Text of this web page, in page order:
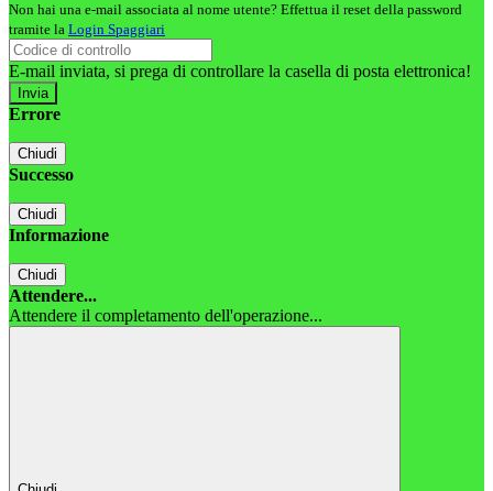
Non hai una e-mail associata al nome utente? Effettua il reset della password
tramite la Login Spaggiari
E-mail inviata, si prega di controllare la casella di posta elettronica!
Errore
Chiudi
Successo
Chiudi
Informazione
Chiudi
Attendere...
Attendere il completamento dell'operazione...